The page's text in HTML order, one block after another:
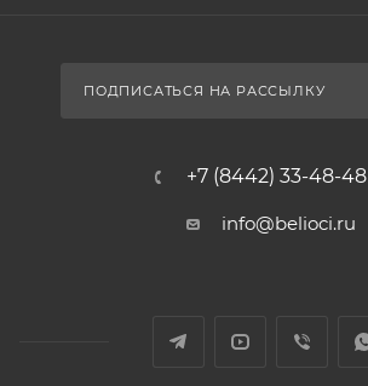
ПОДПИСАТЬСЯ НА РАССЫЛКУ
+7 (8442) 33-48-48
info@belioci.ru